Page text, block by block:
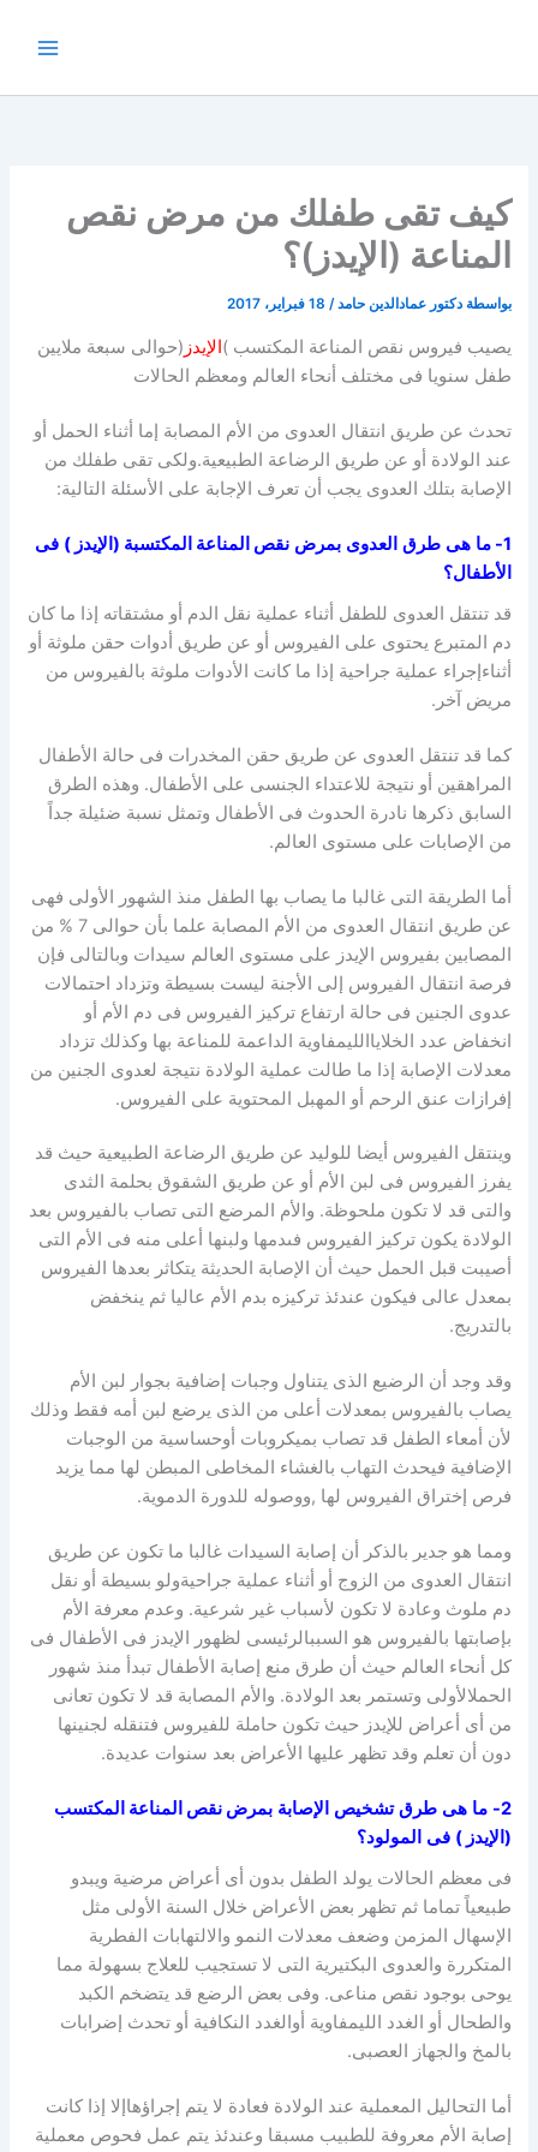
كيف تقى طفلك من مرض نقص
المناعة (الإيدز)؟
بواسطة دكتور عمادالدين حامد/ 18 فبراير، 2017
يصيب فيروس نقص المناعة المكتسب )الإيدز (حوالى سبعة ملايين
طفل سنويا فى مختلف أنحاء العالم ومعظم الحالات
تحدث عن طريق انتقال العدوى من الأم المصابة إما أثناء الحمل أو
عند الولادة أو عن طريق الرضاعة الطبيعية.ولكى تقى طفلك من
الإصابة بتلك العدوى يجب أن تعرف الإجابة على الأسئلة التالية:
1- ما هى طرق العدوى بمرض نقص المناعة المكتسبة (الإيدز ) فى
الأطفال؟
قد تنتقل العدوى للطفل أثناء عملية نقل الدم أو مشتقاته إذا ما كان
دم المتبرع يحتوى على الفيروس أو عن طريق أدوات حقن ملوثة أو
أثناءإجراء عملية جراحية إذا ما كانت الأدوات ملوثة بالفيروس من
مريض آخر.
كما قد تنتقل العدوى عن طريق حقن المخدرات فى حالة الأطفال
المراهقين أو نتيجة للاعتداء الجنسى على الأطفال. وهذه الطرق
السابق ذكرها نادرة الحدوث فى الأطفال وتمثل نسبة ضئيلة جداً
من الإصابات على مستوى العالم.
أما الطريقة التى غالبا ما يصاب بها الطفل منذ الشهور الأولى فهى
عن طريق انتقال العدوى من الأم المصابة علما بأن حوالى 7 % من
المصابين بفيروس الإيدز على مستوى العالم سيدات وبالتالى فإن
فرصة انتقال الفيروس إلى الأجنة ليست بسيطة وتزداد احتمالات
عدوى الجنين فى حالة ارتفاع تركيز الفيروس فى دم الأم أو
انخفاض عدد الخلاياالليمفاوية الداعمة للمناعة بها وكذلك تزداد
معدلات الإصابة إذا ما طالت عملية الولادة نتيجة لعدوى الجنين من
إفرازات عنق الرحم أو المهبل المحتوية على الفيروس.
وينتقل الفيروس أيضا للوليد عن طريق الرضاعة الطبيعية حيث قد
يفرز الفيروس فى لبن الأم أو عن طريق الشقوق بحلمة الثدى
والتى قد لا تكون ملحوظة. والأم المرضع التى تصاب بالفيروس بعد
الولادة يكون تركيز الفيروس فىدمها ولبنها أعلى منه فى الأم التى
أصيبت قبل الحمل حيث أن الإصابة الحديثة يتكاثر بعدها الفيروس
بمعدل عالى فيكون عندئذ تركيزه بدم الأم عاليا ثم ينخفض
بالتدريج.
وقد وجد أن الرضيع الذى يتناول وجبات إضافية بجوار لبن الأم
يصاب بالفيروس بمعدلات أعلى من الذى يرضع لبن أمه فقط وذلك
لأن أمعاء الطفل قد تصاب بميكروبات أوحساسية من الوجبات
الإضافية فيحدث التهاب بالغشاء المخاطى المبطن لها مما يزيد
فرص إختراق الفيروس لها ,ووصوله للدورة الدموية.
ومما هو جدير بالذكر أن إصابة السيدات غالبا ما تكون عن طريق
انتقال العدوى من الزوج أو أثناء عملية جراحيةولو بسيطة أو نقل
دم ملوث وعادة لا تكون لأسباب غير شرعية. وعدم معرفة الأم
بإصابتها بالفيروس هو السببالرئيسى لظهور الإيدز فى الأطفال فى
كل أنحاء العالم حيث أن طرق منع إصابة الأطفال تبدأ منذ شهور
الحملالأولى وتستمر بعد الولادة. والأم المصابة قد لا تكون تعانى
من أى أعراض للإيدز حيث تكون حاملة للفيروس فتنقله لجنينها
دون أن تعلم وقد تظهر عليها الأعراض بعد سنوات عديدة.
2- ما هى طرق تشخيص الإصابة بمرض نقص المناعة المكتسب
(الإيدز ) فى المولود؟
فى معظم الحالات يولد الطفل بدون أى أعراض مرضية ويبدو
طبيعياً تماما ثم تظهر بعض الأعراض خلال السنة الأولى مثل
الإسهال المزمن وضعف معدلات النمو والالتهابات الفطرية
المتكررة والعدوى البكتيرية التى لا تستجيب للعلاج بسهولة مما
يوحى بوجود نقص مناعى. وفى بعض الرضع قد يتضخم الكبد
والطحال أو الغدد الليمفاوية أوالغدد النكافية أو تحدث إضرابات
بالمخ والجهاز العصبى.
أما التحاليل المعملية عند الولادة فعادة لا يتم إجراؤهاإلا إذا كانت
إصابة الأم معروفة للطبيب مسبقا وعندئذ يتم عمل فحوص معملية